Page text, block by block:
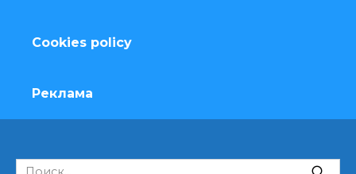
Cookies policy
Реклама
Search